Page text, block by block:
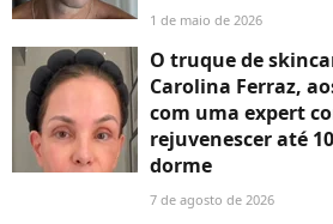
1 de maio de 2026
O truque de
Carolina Ferraz,
com uma expert
rejuvenescer até
dorme
7 de agosto de 2026